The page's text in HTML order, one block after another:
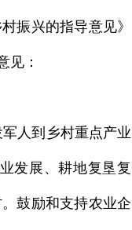
振兴的指导意见》
见：
人到乡村重点产业
发展、耕地复垦复
鼓励和支持农业企